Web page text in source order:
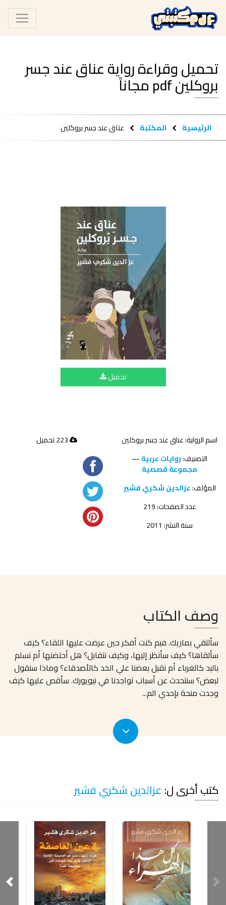
تحميل وقراءة رواية عناق عند جسر
بروكلين pdf مجاناً
الرئيسية المكتبة عناق عند جسر بروكلين
تحميل
اسم الرواية: عناق عند جسر بروكلين
التصنيف:روايات عربية—
مجموعة قصصية
المؤلف:عزالدين شكري فشير
عدد الصفحات: 219
سنة النشر: 2011
وصف الكتاب
سألتقي بماريك. فيم كنت أفكر حين عرضت عليها اللقاء؟ كيف
سألقاها؟ كيف سأنظر إليها، وكيف نتقابل؟ هل أحتضنها أم نسلم
باليد كالغرباء أم نقبل بعضنا علي الخد كالأصدقاء؟ وماذا سنقول
لبعض؟ سنتحدث عن أسباب تواجدنا في نيويورك. سأقص عليها كيف
وجدت منحة بإحدي الم...
كتب أخرى ل: عزالدين شكري فشير